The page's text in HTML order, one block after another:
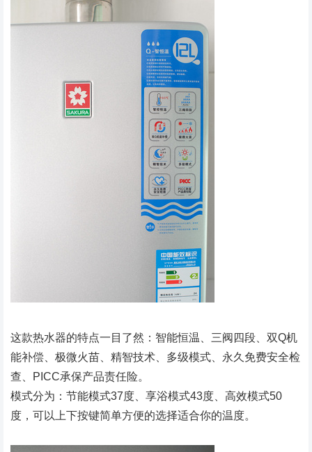
这款热水器的特点一目了然：智能恒温、三阀四段、双Q机
能补偿、极微火苗、精智技术、多级模式、永久免费安全检
查、PICC承保产品责任险。
模式分为：节能模式37度、享浴模式43度、高效模式50
度，可以上下按键简单方便的选择适合你的温度。